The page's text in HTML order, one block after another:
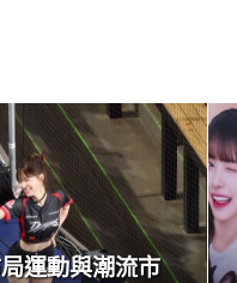
運動與潮流市